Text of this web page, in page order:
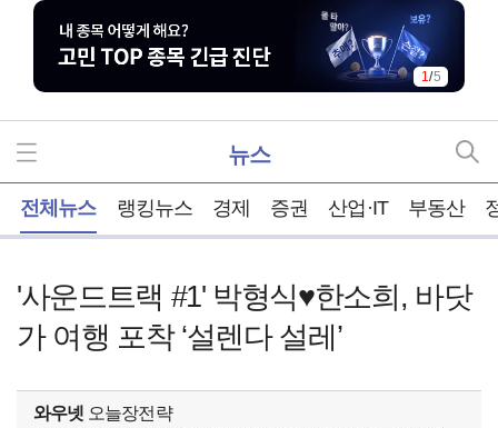
1/5
뉴스
전체뉴스 랭킹뉴스 경제 증권 산업·IT 부동산
'사운드트랙 #1' 박형식♥한소희, 바닷
가 여행 포착 ‘설렌다 설레’
와우넷 오늘장전략